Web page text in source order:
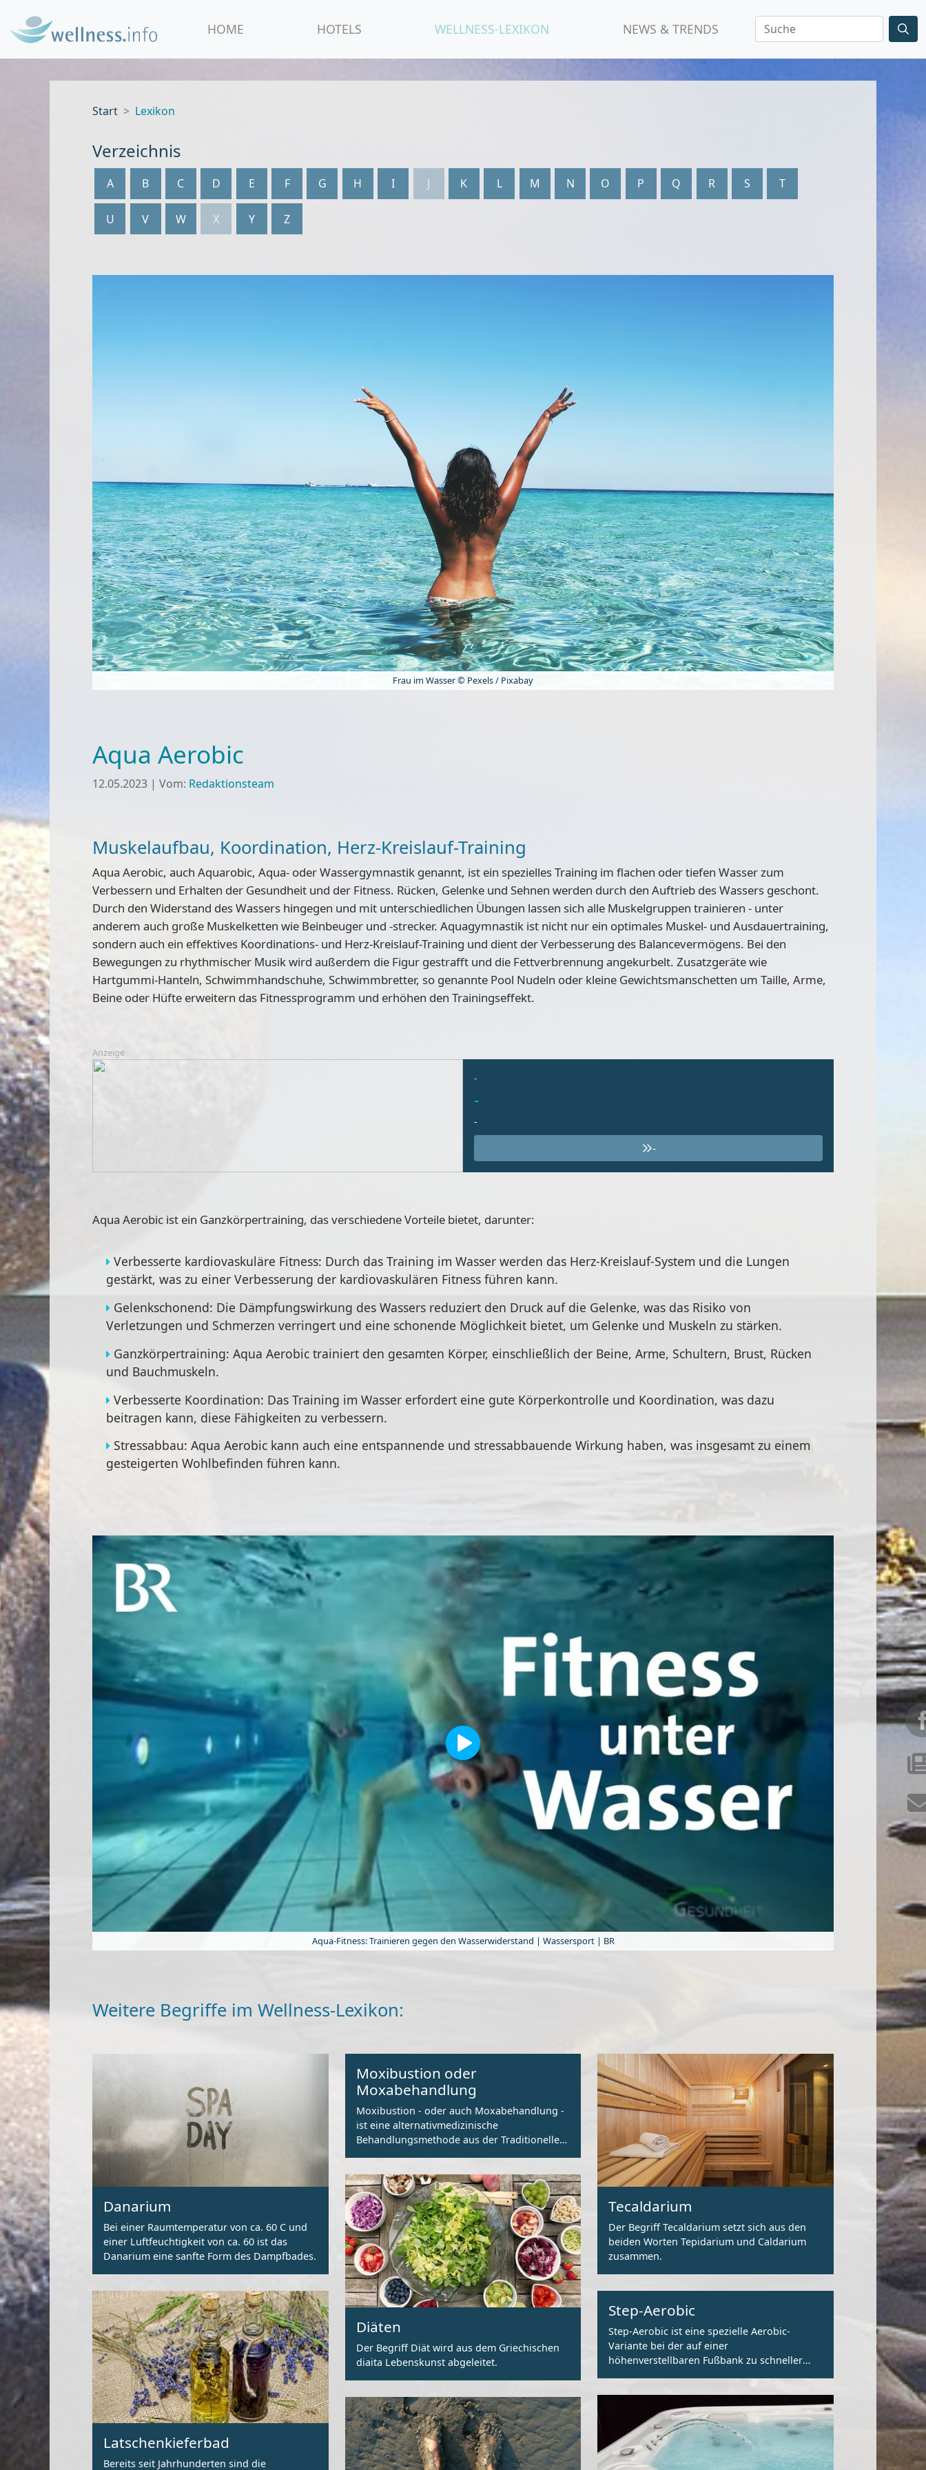
HOME HOTELS WELLNESS-LEXIKON NEWS & TRENDS
Start Lexikon
Verzeichnis
A B C D E F G H I J K L M N O P Q R S T
U V W X Y Z
Frau im Wasser © Pexels / Pixabay
Aqua Aerobic
12.05.2023 | Vom: Redaktionsteam
Muskelaufbau, Koordination, Herz-Kreislauf-Training
Aqua Aerobic, auch Aquarobic, Aqua- oder Wassergymnastik genannt, ist ein spezielles Training im flachen oder tiefen Wasser zum
Verbessern und Erhalten der Gesundheit und der Fitness. Rücken, Gelenke und Sehnen werden durch den Auftrieb des Wassers geschont.
Durch den Widerstand des Wassers hingegen und mit unterschiedlichen Übungen lassen sich alle Muskelgruppen trainieren - unter
anderem auch große Muskelketten wie Beinbeuger und -strecker. Aquagymnastik ist nicht nur ein optimales Muskel- und Ausdauertraining,
sondern auch ein effektives Koordinations- und Herz-Kreislauf-Training und dient der Verbesserung des Balancevermögens. Bei den
Bewegungen zu rhythmischer Musik wird außerdem die Figur gestrafft und die Fettverbrennung angekurbelt. Zusatzgeräte wie
Hartgummi-Hanteln, Schwimmhandschuhe, Schwimmbretter, so genannte Pool Nudeln oder kleine Gewichtsmanschetten um Taille, Arme,
Beine oder Hüfte erweitern das Fitnessprogramm und erhöhen den Trainingseffekt.
Anzeige
-
-
-
-
Aqua Aerobic ist ein Ganzkörpertraining, das verschiedene Vorteile bietet, darunter:
Verbesserte kardiovaskuläre Fitness: Durch das Training im Wasser werden das Herz-Kreislauf-System und die Lungen
gestärkt, was zu einer Verbesserung der kardiovaskulären Fitness führen kann.
Gelenkschonend: Die Dämpfungswirkung des Wassers reduziert den Druck auf die Gelenke, was das Risiko von
Verletzungen und Schmerzen verringert und eine schonende Möglichkeit bietet, um Gelenke und Muskeln zu stärken.
Ganzkörpertraining: Aqua Aerobic trainiert den gesamten Körper, einschließlich der Beine, Arme, Schultern, Brust, Rücken
und Bauchmuskeln.
Verbesserte Koordination: Das Training im Wasser erfordert eine gute Körperkontrolle und Koordination, was dazu
beitragen kann, diese Fähigkeiten zu verbessern.
Stressabbau: Aqua Aerobic kann auch eine entspannende und stressabbauende Wirkung haben, was insgesamt zu einem
gesteigerten Wohlbefinden führen kann.
Aqua-Fitness: Trainieren gegen den Wasserwiderstand | Wassersport | BR
Weitere Begriffe im Wellness-Lexikon:
Danarium
Bei einer Raumtemperatur von ca. 60 C und
einer Luftfeuchtigkeit von ca. 60 ist das
Danarium eine sanfte Form des Dampfbades.
Moxibustion oder
Moxabehandlung
Moxibustion - oder auch Moxabehandlung -
ist eine alternativmedizinische
Behandlungsmethode aus der Traditionellen
Tecaldarium
Der Begriff Tecaldarium setzt sich aus den
beiden Worten Tepidarium und Caldarium
zusammen.
Diäten
Der Begriff Diät wird aus dem Griechischen
diaita Lebenskunst abgeleitet.
Latschenkieferbad
Bereits seit Jahrhunderten sind die
Step-Aerobic
Step-Aerobic ist eine spezielle Aerobic-
Variante bei der auf einer
höhenverstellbaren Fußbank zu schneller